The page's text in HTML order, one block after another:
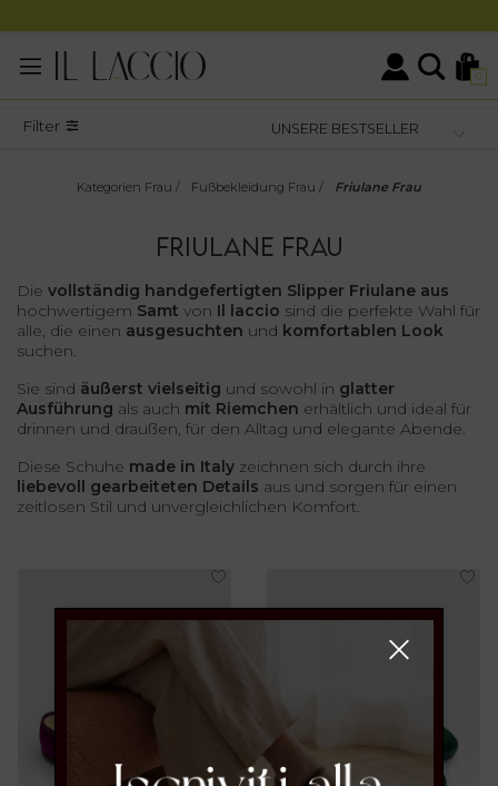
0
Filter
Kategorien Frau / Fußbekleidung Frau / Friulane Frau
FRIULANE FRAU
Die vollständig handgefertigten Slipper Friulane aus
hochwertigem Samt von Il laccio sind die perfekte Wahl für
alle, die einen ausgesuchten und komfortablen Look
suchen.
Sie sind äußerst vielseitig und sowohl in glatter
Ausführung als auch mit Riemchen erhältlich und ideal für
drinnen und draußen, für den Alltag und elegante Abende.
Diese Schuhe made in Italy zeichnen sich durch ihre
liebevoll gearbeiteten Details aus und sorgen für einen
zeitlosen Stil und unvergleichlichen Komfort.